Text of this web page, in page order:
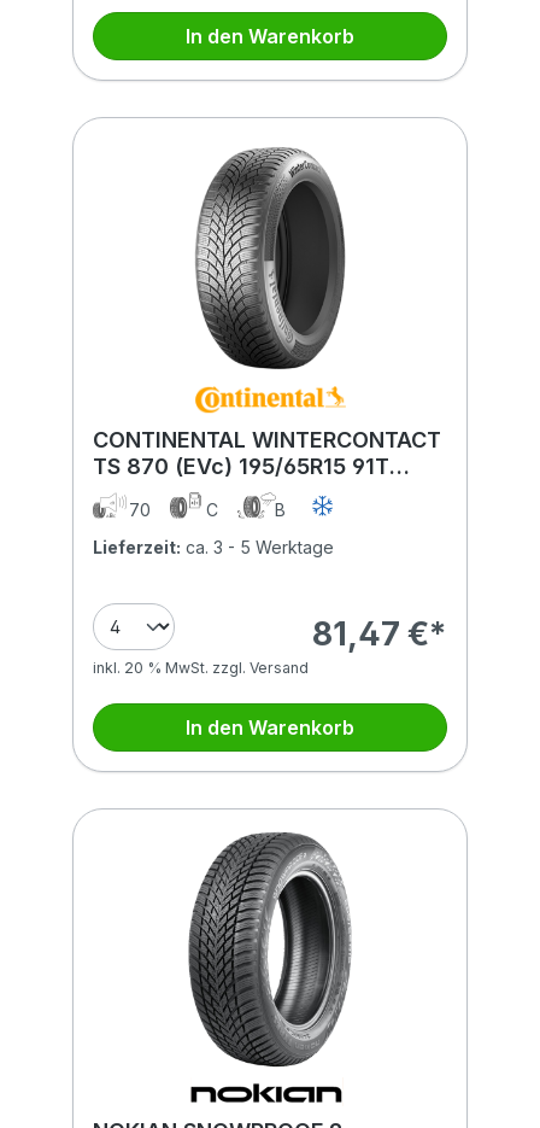
In den Warenkorb
CONTINENTAL WINTERCONTACT
TS 870 (EVc) 195/65R15 91T
(EVc)
70 C
B
Lieferzeit: ca. 3 - 5 Werktage
81,47 €*
inkl. 20 % MwSt. zzgl. Versand
In den Warenkorb